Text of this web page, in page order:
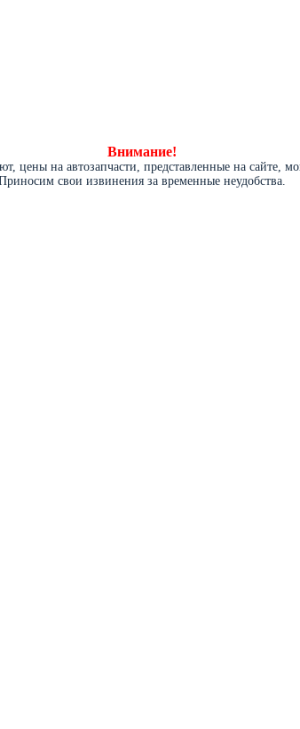
Внимание!
цены на автозапчасти, представленные на сайте,
свои извинения за временные неудобства.